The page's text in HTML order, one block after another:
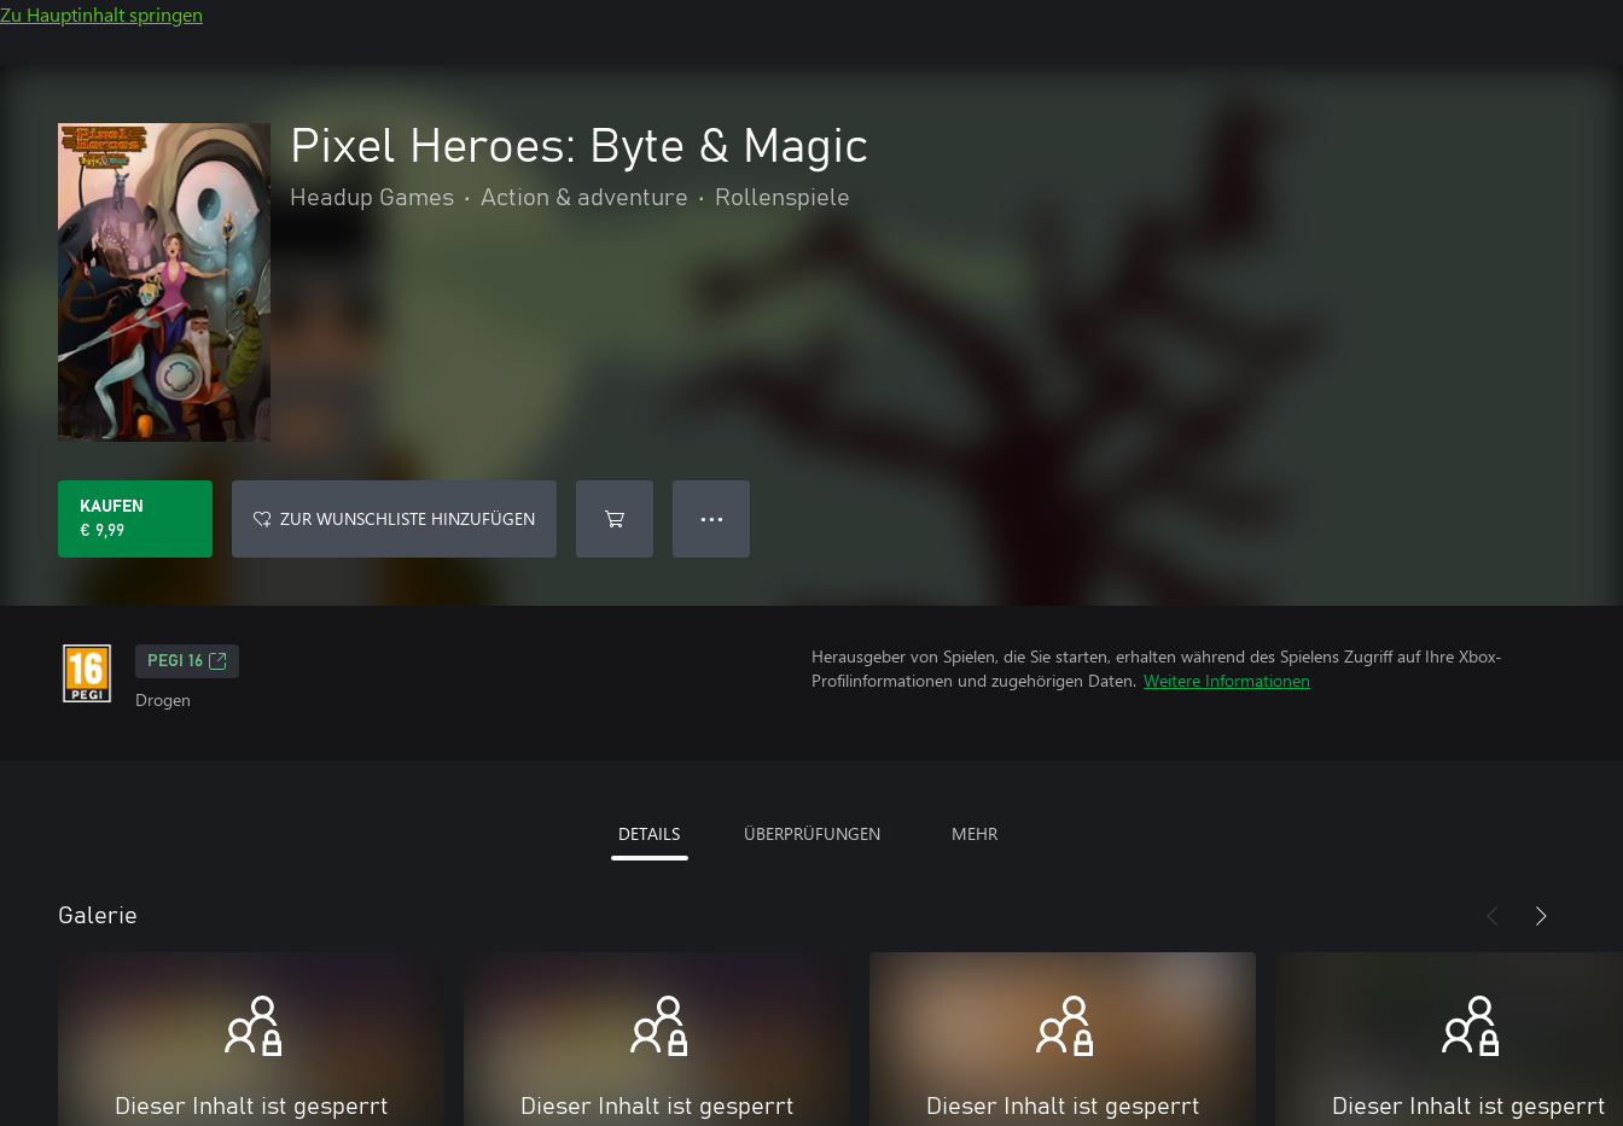
Zu Hauptinhalt springen
Pixel Heroes: Byte & Magic
Headup Games • Action & adventure • Rollenspiele
KAUFEN
€ 9,99
ZUR WUNSCHLISTE HINZUFÜGEN ● ● ●
PEGI 16
Drogen
Herausgeber von Spielen, die Sie starten, erhalten während des Spielens Zugriff auf Ihre Xbox-
Profilinformationen und zugehörigen Daten. Weitere Informationen
DETAILS ÜBERPRÜFUNGEN MEHR
Galerie
Dieser Inhalt ist gesperrt Dieser Inhalt ist gesperrt Dieser Inhalt ist gesperrt Dieser Inhalt ist gesperrt